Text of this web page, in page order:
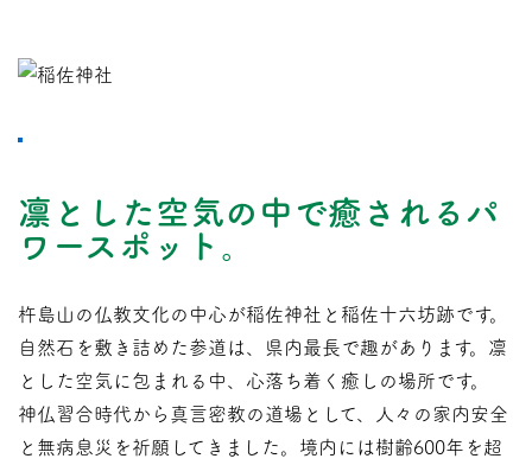
凛とした空気の中で癒されるパ
ワースポット。
杵島山の仏教文化の中心が稲佐神社と稲佐十六坊跡です。
自然石を敷き詰めた参道は、県内最長で趣があります。凛
とした空気に包まれる中、心落ち着く癒しの場所です。
神仏習合時代から真言密教の道場として、人々の家内安全
と無病息災を祈願してきました。境内には樹齢600年を超